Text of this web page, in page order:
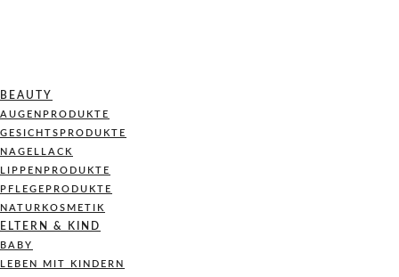
BEAUTY
AUGENPRODUKTE
GESICHTSPRODUKTE
NAGELLACK
LIPPENPRODUKTE
PFLEGEPRODUKTE
NATURKOSMETIK
ELTERN & KIND
BABY
LEBEN MIT KINDERN